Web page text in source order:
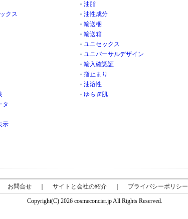
クス
タ
示
油脂
油性成分
輸送梱
輸送箱
ユニセックス
ユニバーサルデザイン
輸入確認証
指止まり
油溶性
ゆらぎ肌
お問合せ サイトと会社の紹介 プライバシーポリシー
Copyright(C) 2026 cosmeconcier.jp All Rights Reserved.